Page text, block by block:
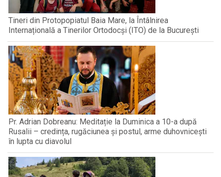
Tineri din Protopopiatul Baia Mare, la Întâlnirea
Internațională a Tinerilor Ortodocși (ITO) de la București
Pr. Adrian Dobreanu: Meditație la Duminica a 10-a după
Rusalii – credința, rugăciunea și postul, arme duhovnicești
în lupta cu diavolul